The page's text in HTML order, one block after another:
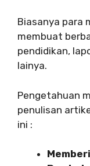
Biasanya para
membuat
pendidikan,
lainya.
Pengetahuan
penulisan
ini :